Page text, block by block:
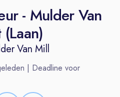
- Mulder Van
Van Mill
| Deadline voor